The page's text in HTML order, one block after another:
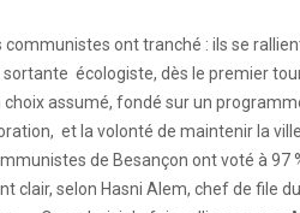
communistes ont tranché : ils se
sortante écologiste, dès le premier
choix assumé, fondé sur un
et la volonté de maintenir la
de Besançon ont voté à 97
clair, selon Hasni Alem, chef de file